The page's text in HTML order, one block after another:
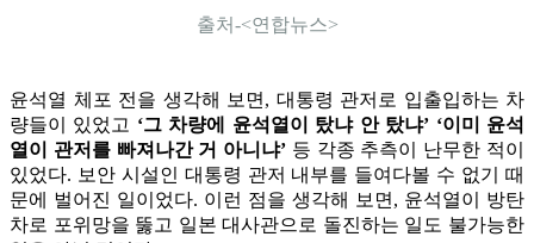
출처-<연합뉴스>
윤석열 체포 전을 생각해 보면, 대통령 관저로 입출입하는 차
량들이 있었고 ‘그 차량에 윤석열이 탔냐 안 탔냐’ ‘이미 윤석
열이 관저를 빠져나간 거 아니냐’ 등 각종 추측이 난무한 적이
있었다. 보안 시설인 대통령 관저 내부를 들여다볼 수 없기 때
문에 벌어진 일이었다. 이런 점을 생각해 보면, 윤석열이 방탄
차로 포위망을 뚫고 일본 대사관으로 돌진하는 일도 불가능한